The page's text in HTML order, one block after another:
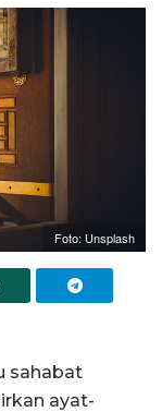
Foto: Unsplash
sahabat
ayat-